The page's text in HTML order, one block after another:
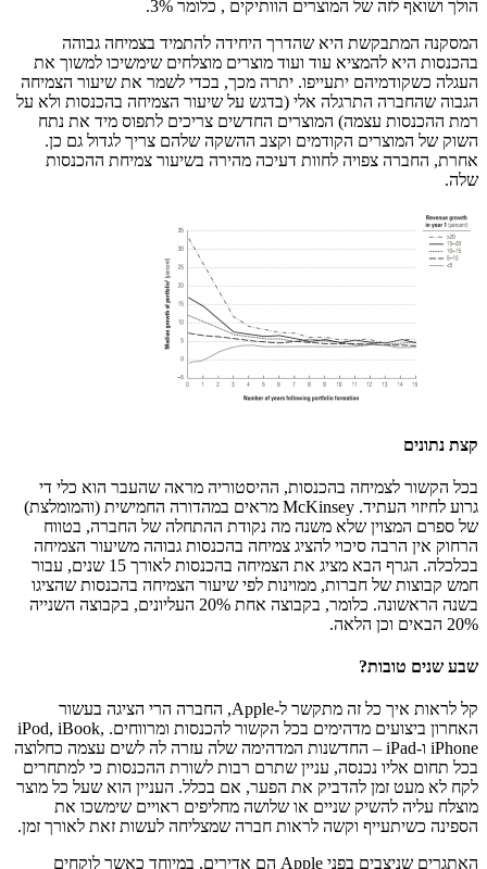
הולך ושואף לזה של המוצרים הוותיקים , כלומר 3%.
המסקנה המתבקשת היא שהדרך היחידה להתמיד בצמיחה גבוהה
בהכנסות היא להמציא עוד ועוד מוצרים מוצלחים שימשיכו למשוך את
העגלה כשקודמיהם יתעייפו. יתרה מכך, בכדי לשמר את שיעור הצמיחה
הגבוה שהחברה התרגלה אלי (בדגש על שיעור הצמיחה בהכנסות ולא על
רמת ההכנסות עצמה) המוצרים החדשים צריכים לתפוס מיד את נתח
השוק של המוצרים הקודמים וקצב ההשקה שלהם צריך לגדול גם כן.
אחרת, החברה צפויה לחוות דעיכה מהירה בשיעור צמיחת ההכנסות
שלה.
קצת נתונים
בכל הקשור לצמיחה בהכנסות, ההיסטוריה מראה שהעבר הוא כלי די
גרוע לחיזוי העתיד. McKinsey מראים במהדורה החמישית (והמומלצת)
של ספרם המצוין שלא משנה מה נקודת ההתחלה של החברה, בטווח
הרחוק אין הרבה סיכוי להציג צמיחה בהכנסות גבוהה משיעור הצמיחה
בכלכלה. הגרף הבא מציג את הצמיחה בהכנסות לאורך 15 שנים, עבור
חמש קבוצות של חברות, ממוינות לפי שיעור הצמיחה בהכנסות שהציגו
בשנה הראשונה. כלומר, בקבוצה אחת 20% העליונים, בקבוצה השנייה
20% הבאים וכן הלאה.
שבע שנים טובות?
קל לראות איך כל זה מתקשר ל-Apple, החברה הרי הציגה בעשור
האחרון ביצועים מדהימים בכל הקשור להכנסות ומרווחים. iPod, iBook,
iPhone ו-iPad – החדשנות המדהימה שלה עזרה לה לשים עצמה כחלוצה
בכל תחום אליו נכנסה, עניין שתרם רבות לשורת ההכנסות כי למתחרים
לקח לא מעט זמן להדביק את הפער, אם בכלל. העניין הוא שעל כל מוצר
מוצלח עליה להשיק שניים או שלושה מחליפים ראויים שימשכו את
הספינה כשיתעייף וקשה לראות חברה שמצליחה לעשות זאת לאורך זמן.
האתגרים שניצבים בפני Apple הם אדירים, במיוחד כאשר לוקחים